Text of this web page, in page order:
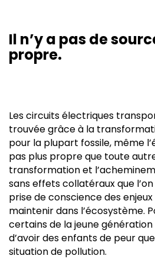
Il n’y a pas de
propre.
Les circuits électriques
trouvée grâce à la
pour la plupart fossile, même
pas plus propre que toute
transformation et
sans effets collatéraux que
prise de conscience des enjeux
maintenir dans l’écosystème.
certains de la jeune
d’avoir des enfants de peur
situation de pollution.